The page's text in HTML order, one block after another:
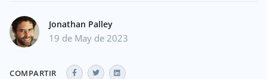
Jonathan Palley
19 de May de 2023
COMPARTIR